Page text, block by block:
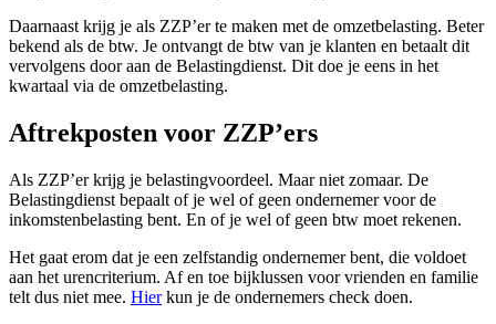
Daarnaast krijg je als ZZP’er te maken met de omzetbelasting. Beter
bekend als de btw. Je ontvangt de btw van je klanten en betaalt dit
vervolgens door aan de Belastingdienst. Dit doe je eens in het
kwartaal via de omzetbelasting.
Aftrekposten voor ZZP’ers
Als ZZP’er krijg je belastingvoordeel. Maar niet zomaar. De
Belastingdienst bepaalt of je wel of geen ondernemer voor de
inkomstenbelasting bent. En of je wel of geen btw moet rekenen.
Het gaat erom dat je een zelfstandig ondernemer bent, die voldoet
aan het urencriterium. Af en toe bijklussen voor vrienden en familie
telt dus niet mee. Hierkun je de ondernemers check doen.